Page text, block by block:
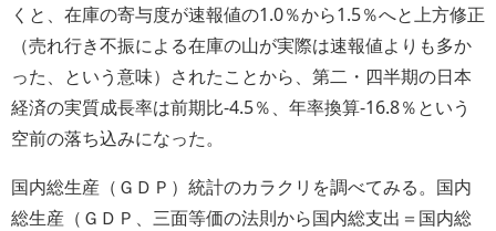
くと、在庫の寄与度が速報値の1.0％から1.5％へと上方修正
（売れ行き不振による在庫の山が実際は速報値よりも多か
った、という意味）されたことから、第二・四半期の日本
経済の実質成長率は前期比-4.5％、年率換算-16.8％という
空前の落ち込みになった。
国内総生産（ＧＤＰ）統計のカラクリを調べてみる。国内
総生産（ＧＤＰ、三面等価の法則から国内総支出＝国内総